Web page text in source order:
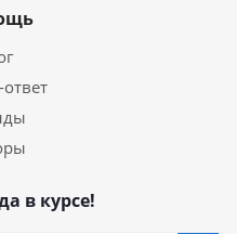
в курсе!